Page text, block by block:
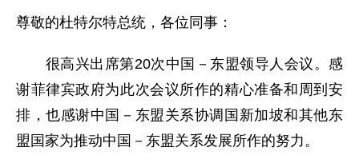
尊敬的杜特尔特总统，各位同事：
很高兴出席第20次中国－东盟领导人会议。感
谢菲律宾政府为此次会议所作的精心准备和周到安
排，也感谢中国－东盟关系协调国新加坡和其他东
盟国家为推动中国－东盟关系发展所作的努力。